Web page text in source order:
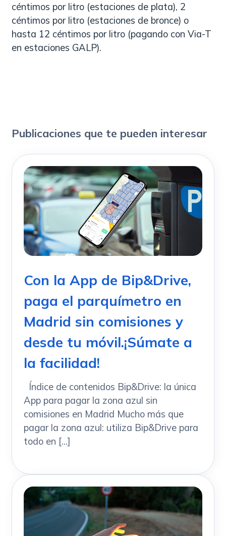
céntimos por litro (estaciones de plata), 2
céntimos por litro (estaciones de bronce) o
hasta 12 céntimos por litro (pagando con Via-T
en estaciones GALP).
Publicaciones que te pueden interesar
Con la App de Bip&Drive,
paga el parquímetro en
Madrid sin comisiones y
desde tu móvil.¡Súmate a
la facilidad!
Índice de contenidos Bip&Drive: la única
App para pagar la zona azul sin
comisiones en Madrid Mucho más que
pagar la zona azul: utiliza Bip&Drive para
todo en [...]